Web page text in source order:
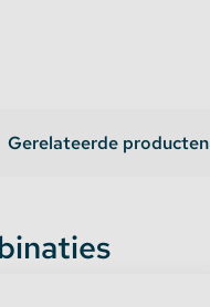
Gerelateerde producten